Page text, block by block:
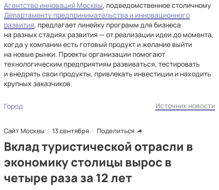
Агентство инноваций Москвы, подведомственное столичному
Департаменту предпринимательства и инновационного
развития, предлагает линейку программ для бизнеса
на разных стадиях развития — от реализации идеи до момента,
когда у компании есть готовый продукт и желание выйти
на новые рынки. Проекты организации помогают
технологическим предприятиям развиваться, тестировать
и внедрять свои продукты, привлекать инвестиции и находить
крупных заказчиков.
Город Источник новости
Сайт Москвы 13 сентября Поделиться
Вклад туристической отрасли в
экономику столицы вырос в
четыре раза за 12 лет